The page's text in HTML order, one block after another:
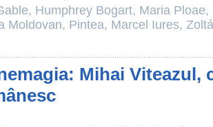
, Humphrey Bogart, Maria Ploae,
Moldovan, Pintea, Marcel Iures,
Mihai Viteazul,